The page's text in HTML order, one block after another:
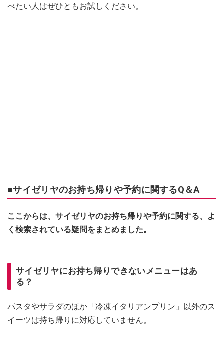
べたい人はぜひともお試しください。
■サイゼリヤのお持ち帰りや予約に関するQ＆A
ここからは、サイゼリヤのお持ち帰りや予約に関する、よ
く検索されている疑問をまとめました。
サイゼリヤにお持ち帰りできないメニューはあ
る？
パスタやサラダのほか「冷凍イタリアンプリン」以外のス
イーツは持ち帰りに対応していません。